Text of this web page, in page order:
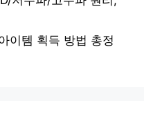
이템 획득 방법 총정